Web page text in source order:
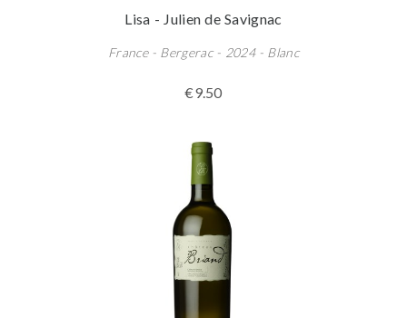
Lisa - Julien de Savignac
France - Bergerac - 2024 - Blanc
€9.50